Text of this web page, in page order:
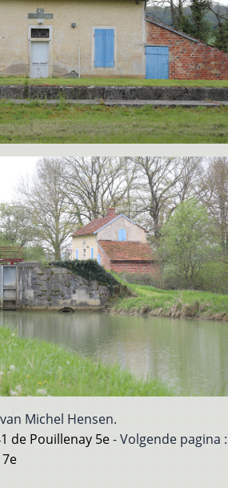
Michel Hensen.
de Pouillenay 5e- Volgende pagina :